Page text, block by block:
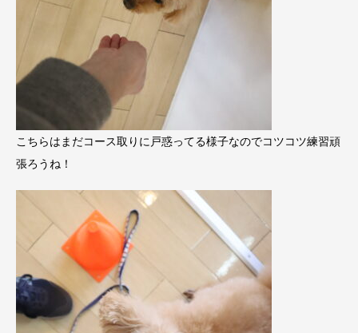
こちらはまだコース取りに戸惑ってる様子なのでコツコツ練習頑
張ろうね！